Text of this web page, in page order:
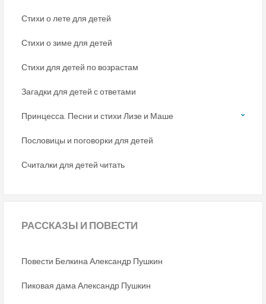
Стихи о лете для детей
Стихи о зиме для детей
Стихи для детей по возрастам
Загадки для детей с ответами
Принцесса. Песни и стихи Лизе и Маше
Пословицы и поговорки для детей
Считалки для детей читать
РАССКАЗЫ И ПОВЕСТИ
Повести Белкина Александр Пушкин
Пиковая дама Александр Пушкин